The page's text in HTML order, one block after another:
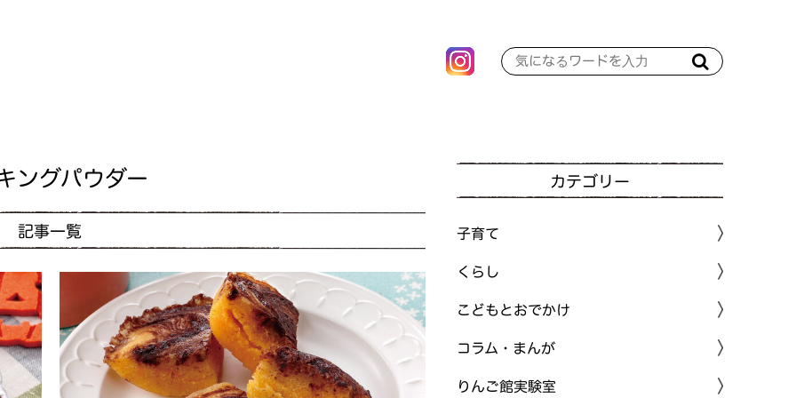
ングパウダー
記事一覧
カテゴリー
子育て
くらし
こどもとおでかけ
コラム・まんが
りんご館実験室